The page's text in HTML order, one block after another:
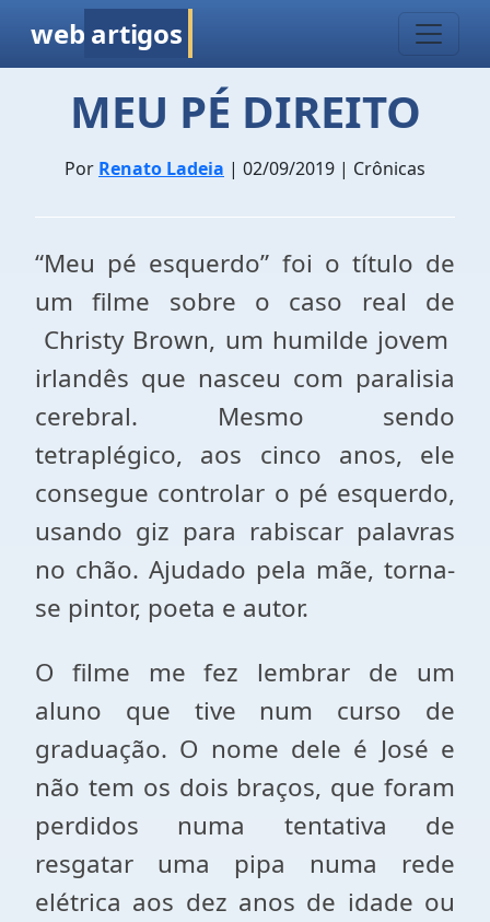
web artigos
MEU PÉ DIREITO
Por Renato Ladeia | 02/09/2019 | Crônicas
“Meu pé esquerdo” foi o título de
um filme sobre o caso real de
Christy Brown, um humilde jovem
irlandês que nasceu com paralisia
cerebral. Mesmo sendo
tetraplégico, aos cinco anos, ele
consegue controlar o pé esquerdo,
usando giz para rabiscar palavras
no chão. Ajudado pela mãe, torna-
se pintor, poeta e autor.
O filme me fez lembrar de um
aluno que tive num curso de
graduação. O nome dele é José e
não tem os dois braços, que foram
perdidos numa tentativa de
resgatar uma pipa numa rede
elétrica aos dez anos de idade ou